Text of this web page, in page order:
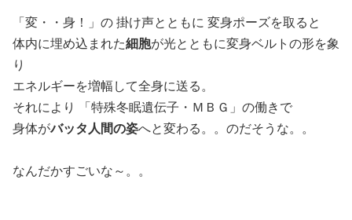
「変・・身！」の 掛け声とともに 変身ポーズを取ると
体内に埋め込まれた細胞が光とともに変身ベルトの形を象
り
エネルギーを増幅して全身に送る。
それにより
「特殊冬眠遺伝子・ＭＢＧ」 の働きで
身体がバッタ人間の姿へと変わる。。のだそうな。。
なんだかすごいな～。。